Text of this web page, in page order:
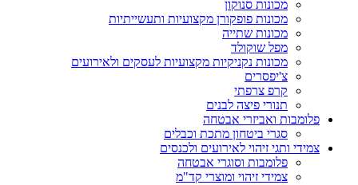
מכונות סנוקון
מכונות פופקורן מקצועיות ותעשייתיות
מכונות שתייה
מפל שוקולד
מכונות נקניקיות מקצועיות לעסקים ולאירועים
צ'יפסרים
קרפ צרפתי
תנורי פיצה לבנים
פלומבות ואביזרי אבטחה
סגרי ביטחון מתכת וכבלים
צמידי ותגי זיהוי לאירועים ולכנסים
פלומבות וסוגרי אבטחה
צמידי זיהוי ומוצרי קד"מ